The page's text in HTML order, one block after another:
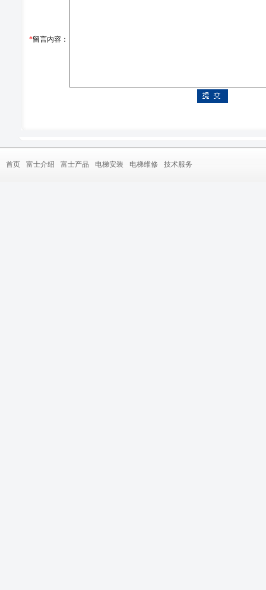
*留言内容：
首页 富士介绍 富士产品 电梯安装 电梯维修 技术服务